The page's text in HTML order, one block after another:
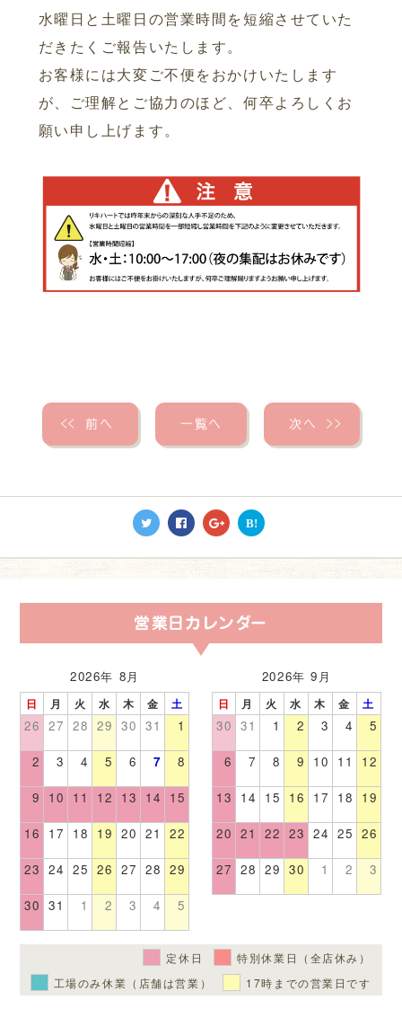
水曜日と土曜日の営業時間を短縮させていた
だきたくご報告いたします。
お客様には大変ご不便をおかけいたします
が、ご理解とご協力のほど、何卒よろしくお
願い申し上げます。
＜＜ 前へ 一覧へ 次へ ＞＞
営業日カレンダー
2026年 8月
日 月 火 水 木 金 土
26 27 28 29 30 31 1
2 3 4 5 6 7 8
9 10 11 12 13 14 15
16 17 18 19 20 21 22
23 24 25 26 27 28 29
30 31 1 2 3 4 5
2026年 9月
日 月 火 水 木 金 土
30 31 1 2 3 4 5
6 7 8 9 10 11 12
13 14 15 16 17 18 19
20 21 22 23 24 25 26
27 28 29 30 1 2 3
定休日
特別休業日（全店休み）
工場のみ休業（店舗は営業）
17時までの営業日です
B!